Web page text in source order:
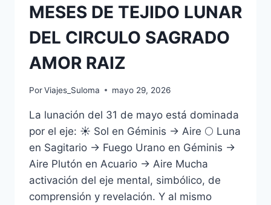
MESES DE TEJIDO LUNAR
DEL CIRCULO SAGRADO
AMOR RAIZ
PorViajes_Suloma mayo 29, 2026
La lunación del 31 de mayo está dominada
por el eje: ☀️ Sol en Géminis → Aire 🌕 Luna
en Sagitario → Fuego Urano en Géminis →
Aire Plutón en Acuario → Aire Mucha
activación del eje mental, simbólico, de
comprensión y revelación. Y al mismo